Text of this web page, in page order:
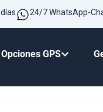
24/7 WhatsApp-
Opciones GPS